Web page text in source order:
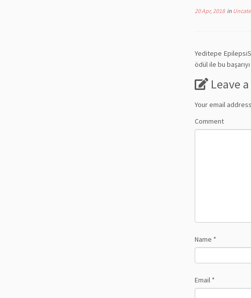
20 Apr, 2018in
Yeditepe
ödül ile bu
Leave
Your email
Comment
Name *
Email *